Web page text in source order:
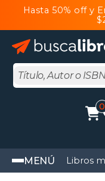
Hasta 50% off y
0
MENÚ Libros